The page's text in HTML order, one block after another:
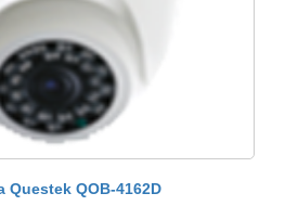
Questek QOB-4162D